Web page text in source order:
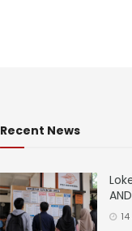
Recent News